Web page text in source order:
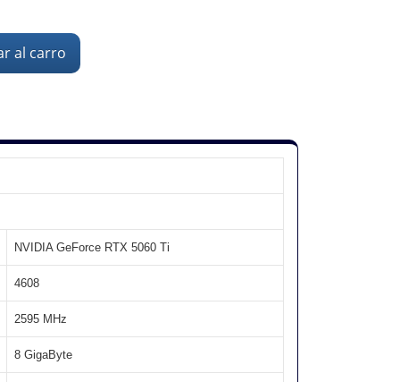
al carro
NVIDIA GeForce RTX 5060 Ti
4608
2595 MHz
8 GigaByte